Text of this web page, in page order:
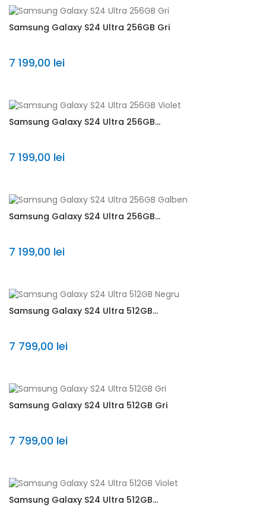
Samsung Galaxy S24 Ultra 256GB Gri
7 199,00 lei
Samsung Galaxy S24 Ultra 256GB...
7 199,00 lei
Samsung Galaxy S24 Ultra 256GB...
7 199,00 lei
Samsung Galaxy S24 Ultra 512GB...
7 799,00 lei
Samsung Galaxy S24 Ultra 512GB Gri
7 799,00 lei
Samsung Galaxy S24 Ultra 512GB...